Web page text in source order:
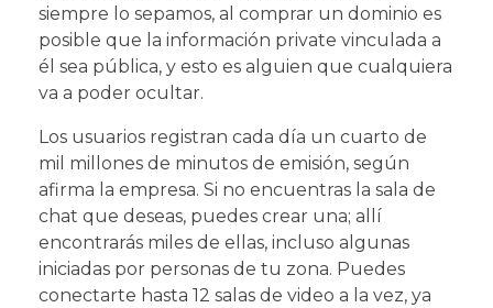
siempre lo sepamos, al comprar un dominio es
posible que la información private vinculada a
él sea pública, y esto es alguien que cualquiera
va a poder ocultar.
Los usuarios registran cada día un cuarto de
mil millones de minutos de emisión, según
afirma la empresa. Si no encuentras la sala de
chat que deseas, puedes crear una; allí
encontrarás miles de ellas, incluso algunas
iniciadas por personas de tu zona. Puedes
conectarte hasta 12 salas de video a la vez, ya